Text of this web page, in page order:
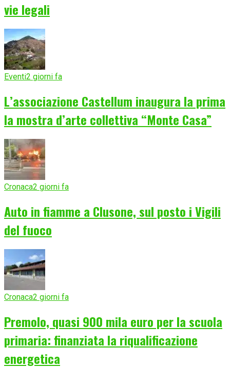
vie legali
Eventi2 giorni fa
L’associazione Castellum inaugura la prima
la mostra d’arte collettiva “Monte Casa”
Cronaca2 giorni fa
Auto in fiamme a Clusone, sul posto i Vigili
del fuoco
Cronaca2 giorni fa
Premolo, quasi 900 mila euro per la scuola
primaria: finanziata la riqualificazione
energetica